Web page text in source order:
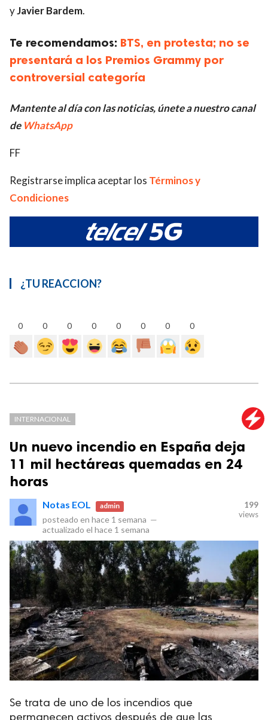
yJavier Bardem.
Te recomendamos: BTS, en protesta; no se
presentará a los Premios Grammy por
controversial categoría
Mantente al día con las noticias, únete a nuestro canal
de WhatsApp
FF
Registrarse implica aceptar los Términos y
Condiciones
¿TU REACCION?
0 0 0 0 0 0 0 0
INTERNACIONAL
Un nuevo incendio en España deja
11 mil hectáreas quemadas en 24
horas
Notas EOL admin
posteado en hace 1 semana —
actualizado el hace 1 semana
199
views
Se trata de uno de los incendios que